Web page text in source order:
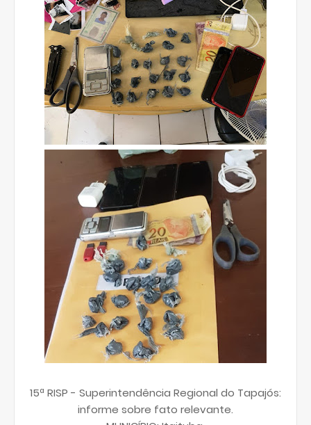
15ª RISP - Superintendência Regional do Tapajós:
informe sobre fato relevante.